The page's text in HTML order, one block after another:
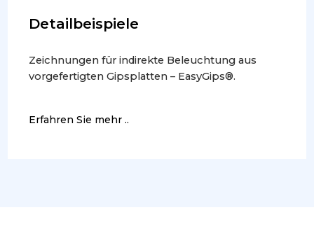
Detailbeispiele
Zeichnungen für indirekte Beleuchtung aus
vorgefertigten Gipsplatten – EasyGips®.
Erfahren Sie mehr ..